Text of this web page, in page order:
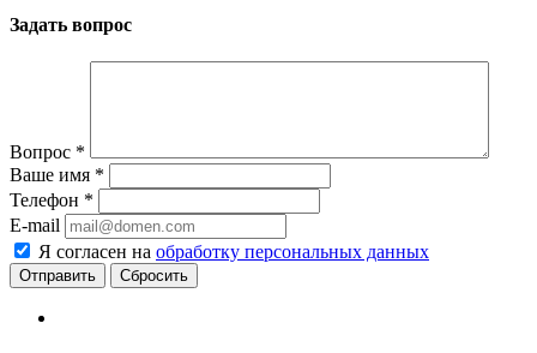
Задать вопрос
Вопрос *
Ваше имя *
Телефон *
E-mail
Я согласен на обработку персональных данных
Сбросить